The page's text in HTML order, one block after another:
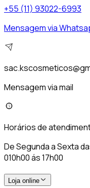
+55 (11) 93022-6993
Mensagem via
Mensagem via mail
Horários de
De Segunda a Sexta
010h00 ás 17h00
Loja online